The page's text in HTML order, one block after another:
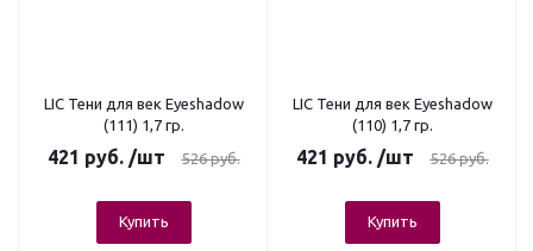
LIC Тени для век Eyeshadow
(111) 1,7 гр.
421 руб. /шт 526руб.
Купить
LIC Тени для век Eyeshadow
(110) 1,7 гр.
421 руб. /шт 526руб.
Купить